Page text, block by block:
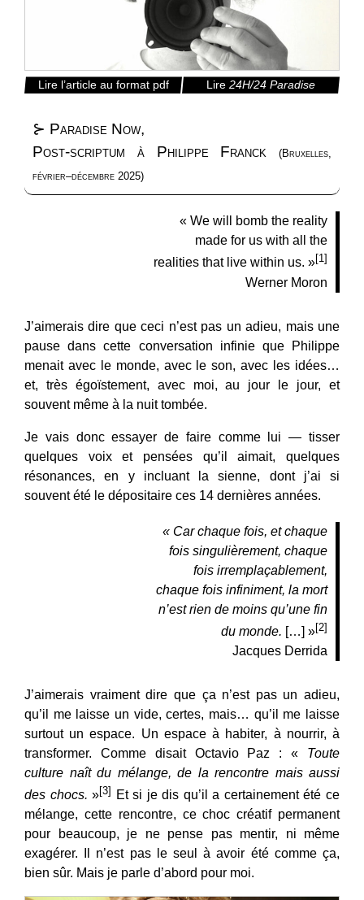
Lire l’article au format pdf Lire 24H/24 Paradise
Paradise Now,
Post-scriptum à Philippe Franck
(Bruxelles,
février–décembre 2025)
« We will bomb the reality
made for us with all the
realities that live within us. »[1]
Werner Moron
J’aimerais dire que ceci n’est pas un adieu, mais une
pause dans cette conversation infinie que Philippe
menait avec le monde, avec le son, avec les idées…
et, très égoïstement, avec moi, au jour le jour, et
souvent même à la nuit tombée.
Je vais donc essayer de faire comme lui — tisser
quelques voix et pensées qu’il aimait, quelques
résonances, en y incluant la sienne, dont j’ai si
souvent été le dépositaire ces 14 dernières années.
« Car chaque fois, et chaque
fois singulièrement, chaque
fois irremplaçablement,
chaque fois infiniment, la mort
n’est rien de moins qu’une fin
du monde. […] »[2]
Jacques Derrida
J’aimerais vraiment dire que ça n’est pas un adieu,
qu’il me laisse un vide, certes, mais… qu’il me laisse
surtout un espace. Un espace à habiter, à nourrir, à
transformer. Comme disait Octavio Paz : « Toute
culture naît du mélange, de la rencontre mais aussi
des chocs. »[3]
Et si je dis qu’il a certainement été ce
mélange, cette rencontre, ce choc créatif permanent
pour beaucoup, je ne pense pas mentir, ni même
exagérer. Il n’est pas le seul à avoir été comme ça,
bien sûr. Mais je parle d’abord pour moi.